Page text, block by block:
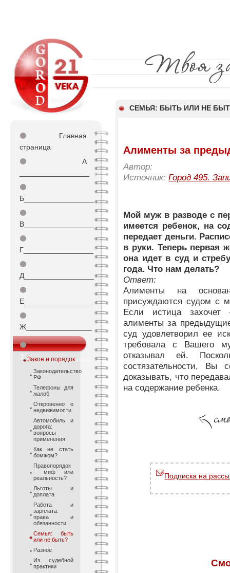
СЕМЬЯ: БЫТЬ ИЛИ НЕ
⚫
Главная
страница
⚫
А
⚫
Б_________________
⚫
В_________________
⚫
Г_________________
⚫
Д_________________
⚫
Е_________________
⚫
Ж________________
⚫
З_________________
Закон и порядок
Законодательство
РФ
Телефоны для
жалоб
Откровенно о
недвижимости
Автомобиль и
дорога:
вопросы
применения
Как не стать
бомжом?
Правопорядок
- миф или
реальность?
Льготы и
доплата
Работа и
зарплата:
права и
обязанности
Семья: быть
или не быть?
Разное
Из судебной
практики
Алименты за
Автор:
Источник:Город 495.
Мой муж в разводе с
имеется ребенок, на
передает деньги.
в руки. Теперь первая
она идет в суд и
года. Что нам делать?
Ответ:
Алименты на
присуждаются судом с
Если истица захочет
алименты за
суд удовлетворил ее
требовала с Вашего
отказывал ей.
состязательности, Вы
доказывать, что
на содержание ребенка.
Подписка на